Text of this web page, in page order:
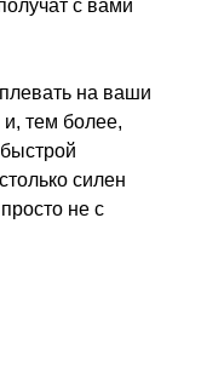
с вами
на ваши
тем более,
силен
не с